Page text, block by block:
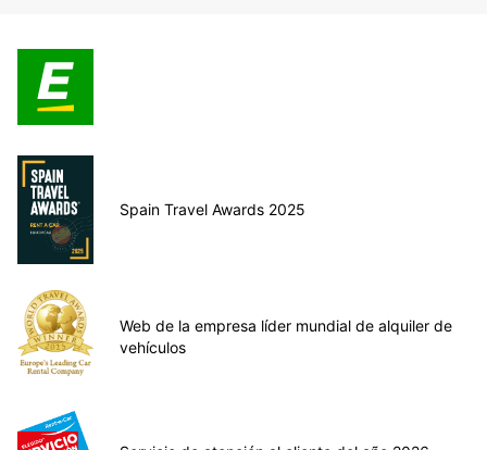
Spain Travel Awards 2025
Web de la empresa líder mundial de alquiler de
vehículos